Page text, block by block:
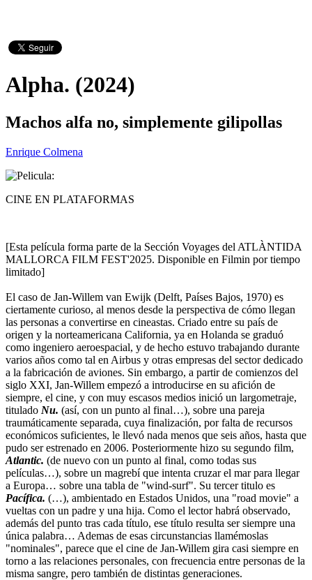
Alpha. (2024)
Machos alfa no, simplemente gilipollas
Enrique Colmena
CINE EN PLATAFORMAS
[Esta película forma parte de la Sección Voyages del ATLÀNTIDA
MALLORCA FILM FEST'2025. Disponible en Filmin por tiempo
limitado]
El caso de Jan-Willem van Ewijk (Delft, Países Bajos, 1970) es
ciertamente curioso, al menos desde la perspectiva de cómo llegan
las personas a convertirse en cineastas. Criado entre su país de
origen y la norteamericana California, ya en Holanda se graduó
como ingeniero aeroespacial, y de hecho estuvo trabajando durante
varios años como tal en Airbus y otras empresas del sector dedicado
a la fabricación de aviones. Sin embargo, a partir de comienzos del
siglo XXI, Jan-Willem empezó a introducirse en su afición de
siempre, el cine, y con muy escasos medios inició un largometraje,
titulado Nu. (así, con un punto al final…), sobre una pareja
traumáticamente separada, cuya finalización, por falta de recursos
económicos suficientes, le llevó nada menos que seis años, hasta que
pudo ser estrenado en 2006. Posteriormente hizo su segundo film,
Atlantic. (de nuevo con un punto al final, como todas sus
películas…), sobre un magrebí que intenta cruzar el mar para llegar
a Europa… sobre una tabla de "wind-surf". Su tercer titulo es
Pacífica. (…), ambientado en Estados Unidos, una "road movie" a
vueltas con un padre y una hija. Como el lector habrá observado,
además del punto tras cada título, ese título resulta ser siempre una
única palabra… Ademas de esas circunstancias llamémoslas
"nominales", parece que el cine de Jan-Willem gira casi siempre en
torno a las relaciones personales, con frecuencia entre personas de la
misma sangre, pero también de distintas generaciones.